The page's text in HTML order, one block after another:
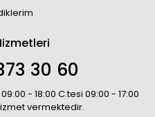
30 60
- 18:00 C.tesi 09:00 - 17:00
vermektedir.